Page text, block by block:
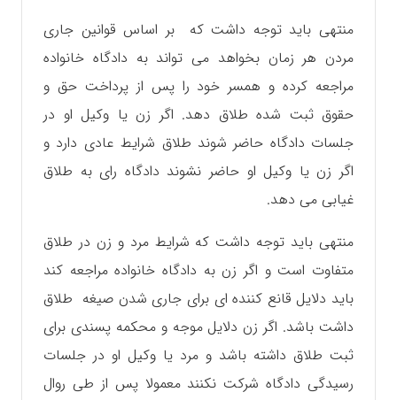
منتهی باید توجه داشت که بر اساس قوانین جاری
مردن هر زمان بخواهد می تواند به دادگاه خانواده
مراجعه کرده و همسر خود را پس از پرداخت حق و
حقوق ثبت شده طلاق دهد. اگر زن یا وکیل او در
جلسات دادگاه حاضر شوند طلاق شرایط عادی دارد و
اگر زن یا وکیل او حاضر نشوند دادگاه رای به طلاق
غیابی می دهد.
منتهی باید توجه داشت که شرایط مرد و زن در طلاق
متفاوت است و اگر زن به دادگاه خانواده مراجعه کند
باید دلایل قانع کننده ای برای جاری شدن صیغه طلاق
داشت باشد. اگر زن دلایل موجه و محکمه پسندی برای
ثبت طلاق داشته باشد و مرد یا وکیل او در جلسات
رسیدگی دادگاه شرکت نکنند معمولا پس از طی روال